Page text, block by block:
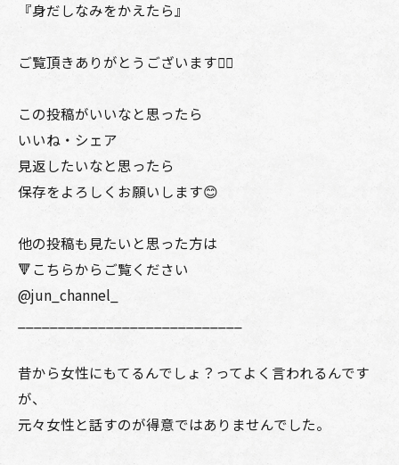
『身だしなみをかえたら』
ご覧頂きありがとうございます🙇‍♂️
この投稿がいいなと思ったら
いいね・シェア
見返したいなと思ったら
保存をよろしくお願いします😊
他の投稿も見たいと思った方は
🔻こちらからご覧ください
@jun_channel_
昔から女性にもてるんでしょ？ってよく言われるんです
が、
元々女性と話すのが得意ではありませんでした。